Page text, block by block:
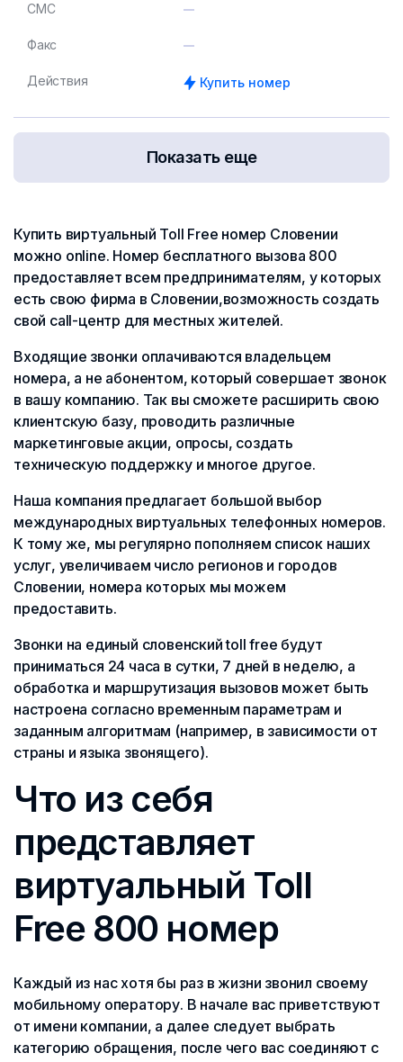
СМС
Факс
Действия Купить номер
Показать еще
Купить виртуальный Toll Free номер Словении
можно online. Номер бесплатного вызова 800
предоставляет всем предпринимателям, у которых
есть свою фирма в Словении,возможность создать
свой call-центр для местных жителей.
Входящие звонки оплачиваются владельцем
номера, а не абонентом, который совершает звонок
в вашу компанию. Так вы сможете расширить свою
клиентскую базу, проводить различные
маркетинговые акции, опросы, создать
техническую поддержку и многое другое.
Наша компания предлагает большой выбор
международных виртуальных телефонных номеров.
К тому же, мы регулярно пополняем список наших
услуг, увеличиваем число регионов и городов
Словении, номера которых мы можем
предоставить.
Звонки на единый словенский toll free будут
приниматься 24 часа в сутки, 7 дней в неделю, а
обработка и маршрутизация вызовов может быть
настроена согласно временным параметрам и
заданным алгоритмам (например, в зависимости от
страны и языка звонящего).
Что из себя
представляет
виртуальный Toll
Free 800 номер
Каждый из нас хотя бы раз в жизни звонил своему
мобильному оператору. В начале вас приветствуют
от имени компании, а далее следует выбрать
категорию обращения, после чего вас соединяют с